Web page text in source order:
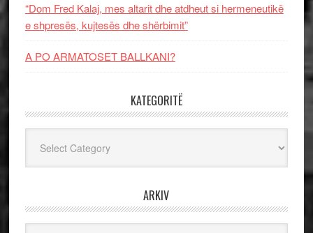
“Dom Fred Kalaj, mes altarit dhe atdheut si hermeneutikë
e shpresës, kujtesës dhe shërbimit”
A PO ARMATOSET BALLKANI?
KATEGORITË
ARKIV